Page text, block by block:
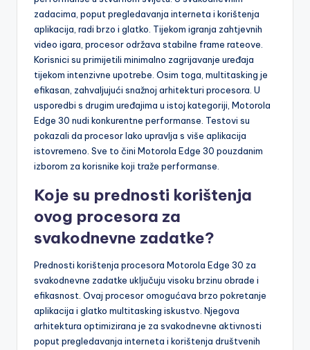
zadacima, poput pregledavanja interneta i korištenja
aplikacija, radi brzo i glatko. Tijekom igranja zahtjevnih
video igara, procesor održava stabilne frame rateove.
Korisnici su primijetili minimalno zagrijavanje uređaja
tijekom intenzivne upotrebe. Osim toga, multitasking je
efikasan, zahvaljujući snažnoj arhitekturi procesora. U
usporedbi s drugim uređajima u istoj kategoriji, Motorola
Edge 30 nudi konkurentne performanse. Testovi su
pokazali da procesor lako upravlja s više aplikacija
istovremeno. Sve to čini Motorola Edge 30 pouzdanim
izborom za korisnike koji traže performanse.
Koje su prednosti korištenja
ovog procesora za
svakodnevne zadatke?
Prednosti korištenja procesora Motorola Edge 30 za
svakodnevne zadatke uključuju visoku brzinu obrade i
efikasnost. Ovaj procesor omogućava brzo pokretanje
aplikacija i glatko multitasking iskustvo. Njegova
arhitektura optimizirana je za svakodnevne aktivnosti
poput pregledavanja interneta i korištenja društvenih